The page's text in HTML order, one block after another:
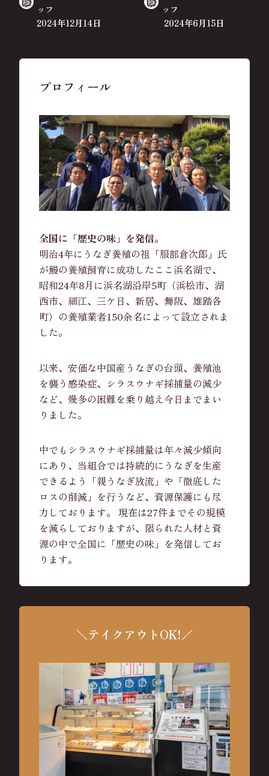
ッフ
2024年12月14日
ッフ
2024年6月15日
プロフィール
全国に「歴史の味」を発信。
明治4年にうなぎ養殖の祖「服部倉次郎」氏
が鰻の養殖飼育に成功したここ浜名湖で、
昭和24年8月に浜名湖沿岸5町（浜松市、湖
西市、細江、三ケ日、新居、舞阪、雄踏各
町）の養殖業者150余名によって設立されま
した。
以来、安価な中国産うなぎの台頭、養殖池
を襲う感染症、シラスウナギ採捕量の減少
など、幾多の困難を乗り越え今日までまい
りました。
中でもシラスウナギ採捕量は年々減少傾向
にあり、当組合では持続的にうなぎを生産
できるよう「親うなぎ放流」や「徹底した
ロスの削減」を行うなど、資源保護にも尽
力しております。 現在は27件までその規模
を減らしておりますが、限られた人材と資
源の中で全国に「歴史の味」を発信してお
ります。
＼テイクアウトOK!／